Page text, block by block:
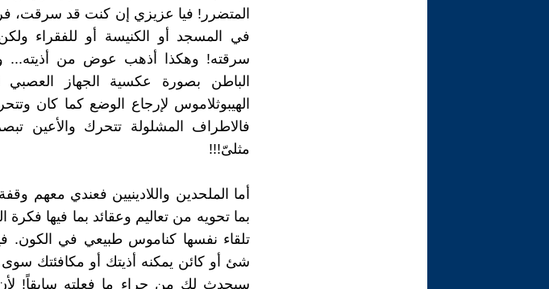
المتضرر! فيا عزيزي إن كنت قد سرقت،
في المسجد أو الكنيسة أو للفقراء
سرقته! وهكذا أذهب عوض من أذيته...
الباطن بصورة عكسية الجهاز العصبي
الهيبوثلاموس لإرجاع الوضع كما كان
فالاطراف المشلولة تتحرك والأعين
مثلىّ!!!
أما الملحدين واللادينيين فعندي معهم
بما تحويه من تعاليم وعقائد بما فيها فكرة
تلقاء نفسها كناموس طبيعي في الكون.
شئ أو كائن يمكنه أذيتك أو مكافئتك
سيحدث لك من جراء ما فعلته سابقاً!